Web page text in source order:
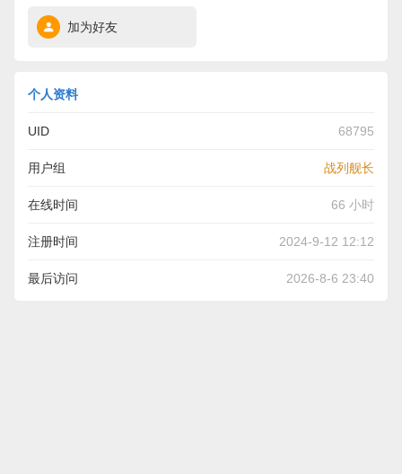
加为好友
个人资料
UID 68795
用户组 战列舰长
在线时间 66 小时
注册时间 2024-9-12 12:12
最后访问 2026-8-6 23:40